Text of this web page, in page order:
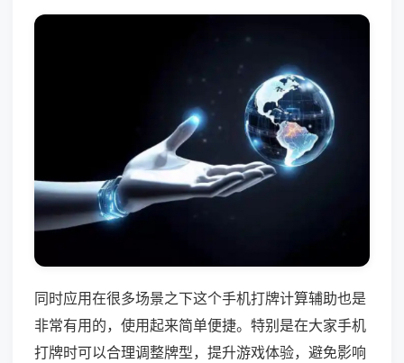
同时应用在很多场景之下这个手机打牌计算辅助也是
非常有用的，使用起来简单便捷。特别是在大家手机
打牌时可以合理调整牌型，提升游戏体验，避免影响